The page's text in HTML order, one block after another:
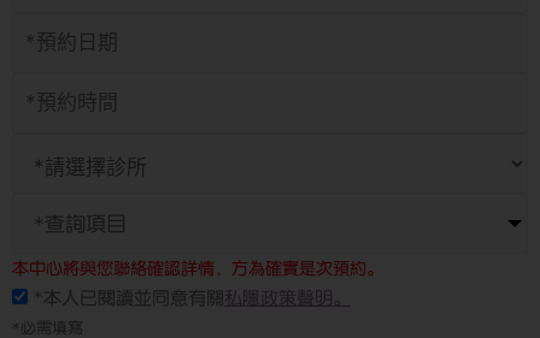
*查詢項目
本中心將與您聯絡確認詳情，方為確實是次預約。
*本人已閱讀並同意有關 私隱政策聲明。
*必需填寫